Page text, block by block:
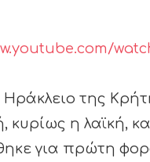
της
κυρίως η λαϊκή,
για πρώτη